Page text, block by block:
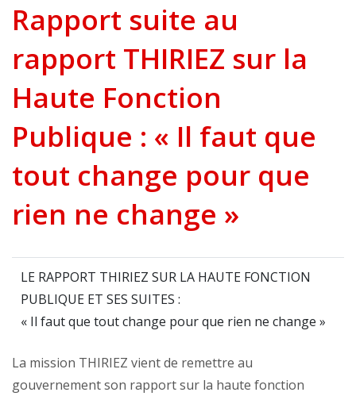
Rapport suite au
rapport THIRIEZ sur la
Haute Fonction
Publique : « Il faut que
tout change pour que
rien ne change »
LE RAPPORT THIRIEZ SUR LA HAUTE FONCTION
PUBLIQUE ET SES SUITES :
« Il faut que tout change pour que rien ne change »
La mission THIRIEZ vient de remettre au
gouvernement son rapport sur la haute fonction